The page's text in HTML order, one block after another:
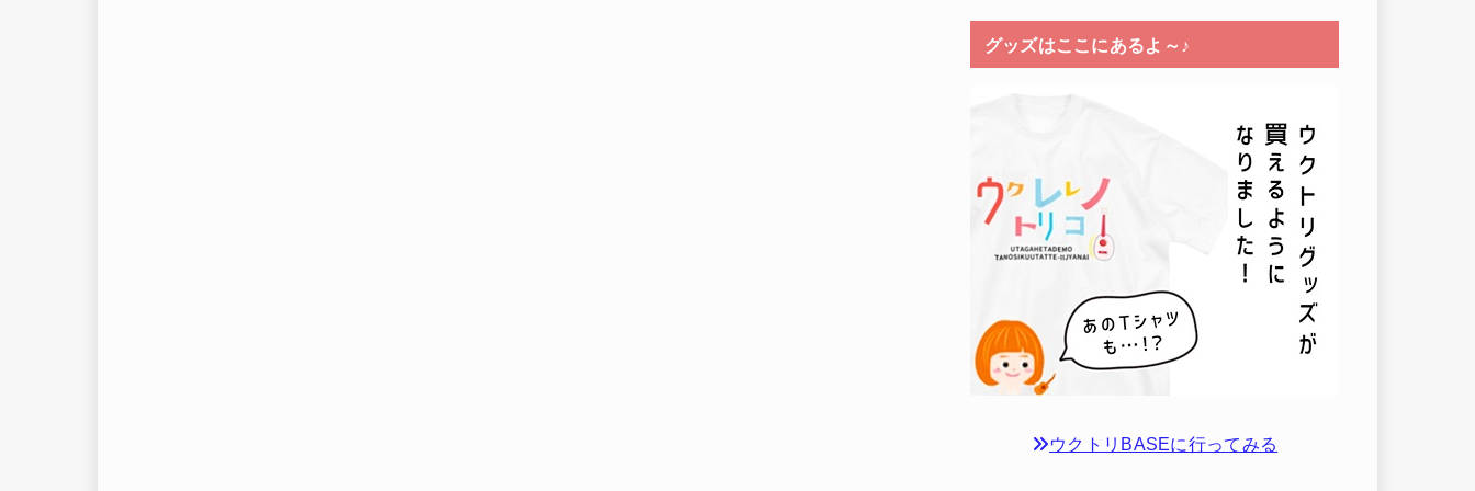
グッズはここにあるよ～♪
ウクトリBASEに行ってみる